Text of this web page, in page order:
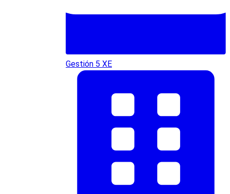
Gestión 5 XE